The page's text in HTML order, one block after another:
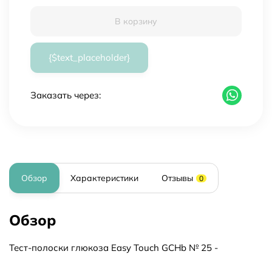
В корзину
{$text_placeholder}
Заказать через:
Обзор Характеристики Отзывы 0
Обзор
Тест-полоски глюкоза Easy Touch GCHb № 25 -